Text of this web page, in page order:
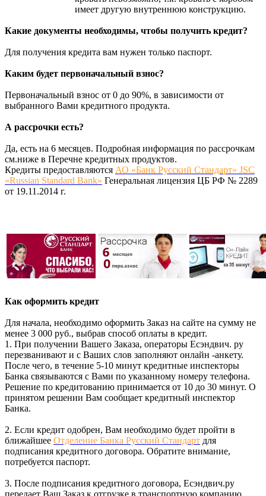
имеет другую внутреннюю конструкцию.
Какие документы необходимы, чтобы получить кредит?
Для получения кредита вам нужен только паспорт.
Каким будет первоначальный взнос?
Первоначальный взнос от 0 до 90%, в зависимости от
выбранного Вами кредитного продукта.
А рассрочки есть?
Да, есть на 6 месяцев. Подробная информация по рассрочкам
см.ниже в Перечне кредитных продуктов.
Кредиты предоставляются АО «Банк Русский Стандарт» JSC
«Russian Standard Bank» Генеральная лицензия ЦБ РФ № 2289
от 19.11.2014 г.
Как оформить кредит
Для начала, необходимо оформить Заказ на сайте на сумму не
менее 3 000 руб., выбрав способ оплаты в кредит.
1. При получении Вашего Заказа, операторы Есэндвич. ру
перезванивают и с Ваших слов заполняют онлайн -анкету.
После чего, в течение 5-10 минут кредитные инспекторы
Банка связываются с Вами по указанному номеру телефона.
Решение по кредитованию принимается от 10 до 30 минут. О
принятом решении Вам сообщает кредитный инспектор
Банка.
2. Если кредит одобрен, Вам необходимо будет пройти в
ближайшее Отделение Банка Русский Стандарт для
подписания кредитного договора. Обратите внимание,
потребуется паспорт.
3. После подписания кредитного договора, Есэндвич.ру